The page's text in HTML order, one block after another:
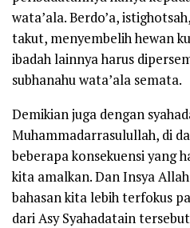
wata’ala. Berdo’a,
takut, menyembelih hewan
ibadah lainnya harus
subhanahu wata’ala semata.
Demikian juga dengan
Muhammadarrasulullah, di
beberapa konsekuensi yang
kita amalkan. Dan Insya
bahasan kita lebih terfokus
dari Asy Syahadatain